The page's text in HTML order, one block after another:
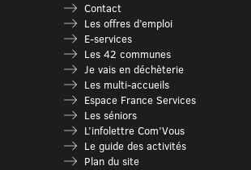
Contact
Les offres d’emploi
E-services
Les 42 communes
Je vais en déchèterie
Les multi-accueils
Espace France Services
Les séniors
L’infolettre Com’Vous
Le guide des activités
Plan du site